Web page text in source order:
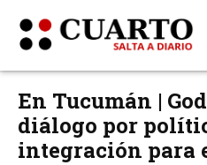
En Tucumán |
diálogo por
integración para